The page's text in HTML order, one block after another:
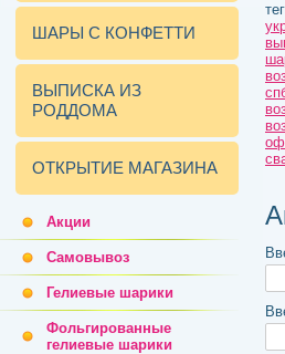
ШАРЫ С КОНФЕТТИ
ВЫПИСКА ИЗ
РОДДОМА
ОТКРЫТИЕ МАГАЗИНА
Акции
Самовывоз
Гелиевые шарики
Фольгированные
гелиевые шарики